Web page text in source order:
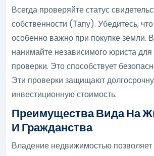
Всегда проверяйте статус
собственности (Тапу). Убедитесь,
особенно важно при покупке земли.
нанимайте независимого юриста
проверки. Это способствует
Эти проверки защищают
инвестиционную стоимость.
Преимущества Вида На
И Гражданства
Владение недвижимостью